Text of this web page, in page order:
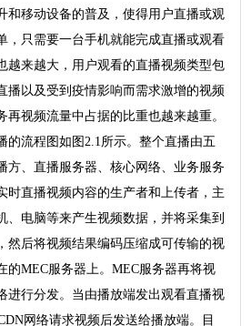
和移动设备的普及，使得用户直播或观
，只需要一台手机就能完成直播或观看
越来越大，用户观看的直播视频类型包
播以及受到疫情影响而需求激增的视频
再视频流量中占据的比重也越来越重。
的流程图如图2.1所示。整个直播由五
方、直播服务器、核心网络、业务服务
时直播视频内容的生产者和上传者，主
、电脑等来产生视频数据，并将采集到
然后将视频结果编码压缩成可传输的视
的MEC服务器上。MEC服务器再将视
进行分发。当由播放端发出观看直播视
网络请求视频后发送给播放端。目